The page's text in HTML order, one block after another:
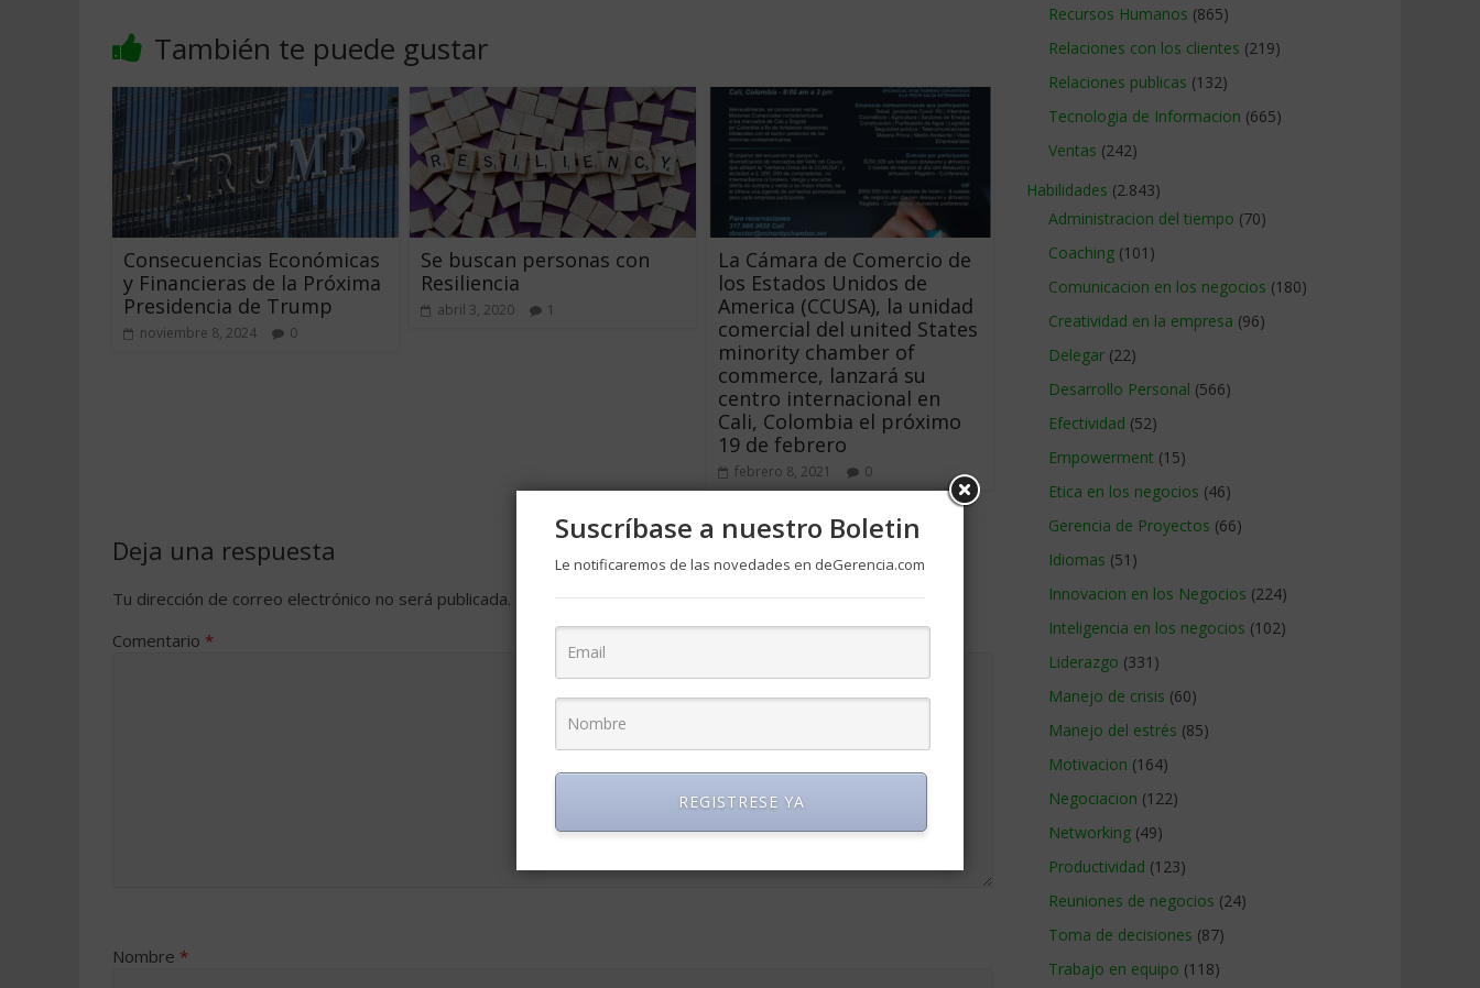
También te puede gustar
Consecuencias Económicas
y Financieras de la Próxima
Presidencia de Trump
noviembre 8, 2024 0
Se buscan personas con
Resiliencia
abril 3, 2020 1
La Cámara de Comercio de
los Estados Unidos de
America (CCUSA), la unidad
comercial del united States
minority chamber of
commerce, lanzará su
centro internacional en
Cali, Colombia el próximo
19 de febrero
febrero 8, 2021 0
Deja una respuesta
Tu dirección de correo electrónico no será publicada.
Comentario *
Nombre *
Recursos Humanos (865)
Relaciones con los clientes (219)
Relaciones publicas (132)
Tecnologia de Informacion (665)
Ventas (242)
Habilidades (2.843)
Administracion del tiempo (70)
Coaching (101)
Comunicacion en los negocios (180)
Creatividad en la empresa (96)
Delegar (22)
Desarrollo Personal (566)
Efectividad (52)
Empowerment (15)
Etica en los negocios (46)
Gerencia de Proyectos (66)
Idiomas (51)
Innovacion en los Negocios (224)
Inteligencia en los negocios (102)
Liderazgo (331)
Manejo de crisis (60)
Manejo del estrés (85)
Motivacion (164)
Negociacion (122)
Networking (49)
Productividad (123)
Reuniones de negocios (24)
Toma de decisiones (87)
Trabajo en equipo (118)
Suscríbase a nuestro Boletin
Le notificaremos de las novedades en deGerencia.com
REGISTRESE YA